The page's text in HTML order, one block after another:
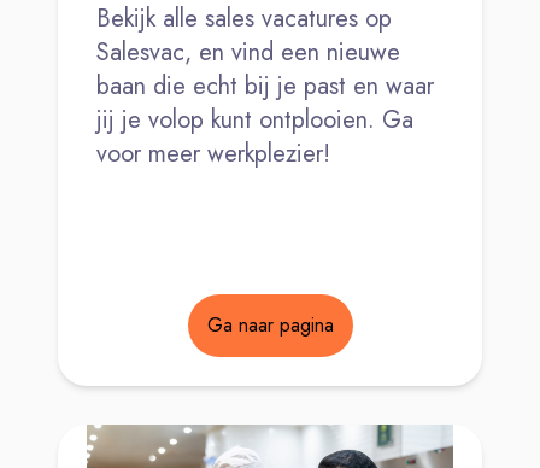
Bekijk alle sales vacatures op
Salesvac, en vind een nieuwe
baan die echt bij je past en waar
jij je volop kunt ontplooien. Ga
voor meer werkplezier!
Ga naar pagina